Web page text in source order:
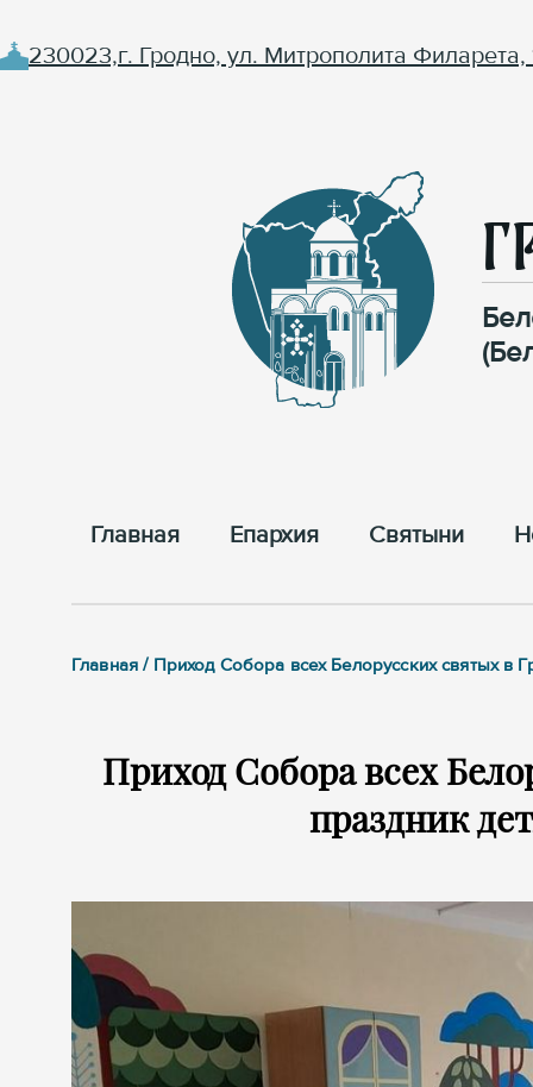
230023,г. Гродно, ул. Митрополита Филарета,
Главная Епархия Cвятыни
Главная / Приход Собора всех Белорусских святых в
Приход Собора всех
праздник